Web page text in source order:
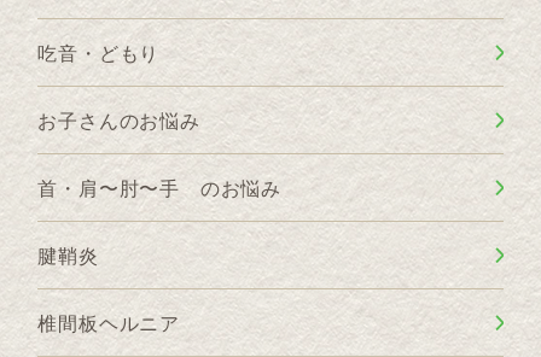
吃音・どもり
お子さんのお悩み
首・肩〜肘〜手 のお悩み
腱鞘炎
椎間板ヘルニア